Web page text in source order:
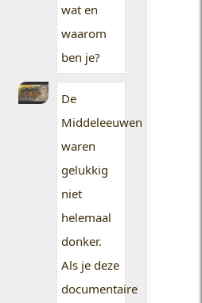
wat en
waarom
ben je?
De
Middeleeuwen
waren
gelukkig
niet
helemaal
donker.
Als je deze
documentaire